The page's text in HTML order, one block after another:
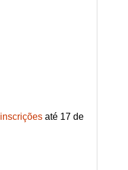
inscriçõesaté 17 de